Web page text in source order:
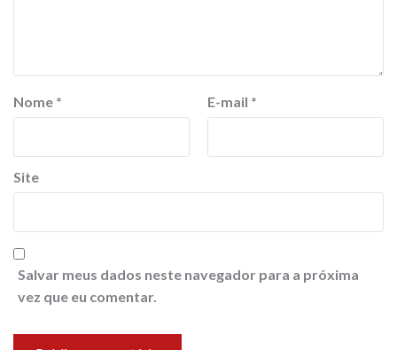
Nome * E-mail *
Site
Salvar meus dados neste navegador para a próxima
vez que eu comentar.